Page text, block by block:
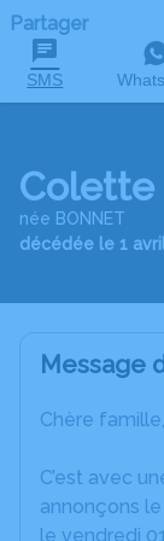
Partager
SMS
Colette
née BONNET
décédée le 1
Message
Chère
C’est avec
annonçons
le vendredi